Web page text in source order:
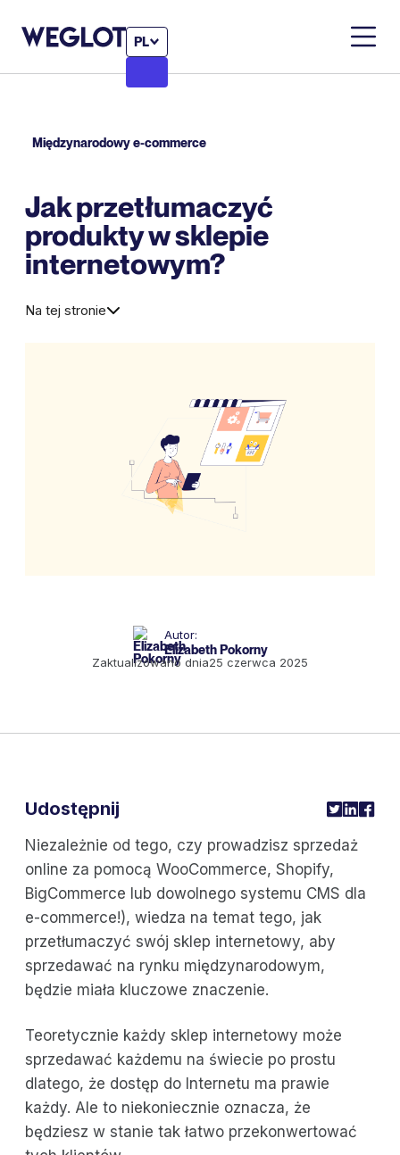
PL
Międzynarodowy e-commerce
Jak przetłumaczyć
produkty w sklepie
internetowym?
Na tej stronie
Autor:
Elizabeth Pokorny
Zaktualizowano dnia25 czerwca 2025
Niezależnie od tego, czy prowadzisz sprzedaż
online za pomocą WooCommerce, Shopify,
BigCommerce lub dowolnego systemu CMS dla
e-commerce!), wiedza na temat tego, jak
przetłumaczyć swój sklep internetowy, aby
sprzedawać na rynku międzynarodowym,
będzie miała kluczowe znaczenie.
Teoretycznie każdy sklep internetowy może
sprzedawać każdemu na świecie po prostu
dlatego, że dostęp do Internetu ma prawie
każdy. Ale to niekoniecznie oznacza, że
będziesz w stanie tak łatwo przekonwertować
Udostępnij